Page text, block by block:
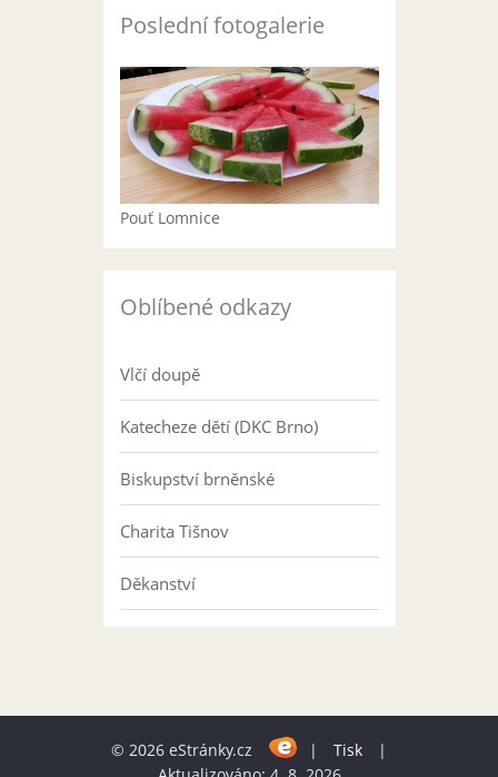
Poslední fotogalerie
Pouť Lomnice
Oblíbené odkazy
Vlčí doupě
Katecheze dětí (DKC Brno)
Biskupství brněnské
Charita Tišnov
Děkanství
© 2026 eStránky.cz | Tisk
|